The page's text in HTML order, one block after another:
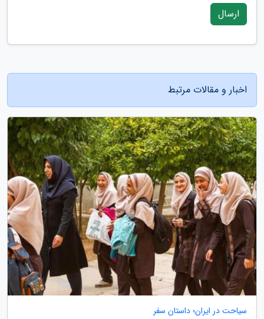
ارسال
اخبار و مقالات مرتبط
سیاحت در ایران؛ داستان سفر